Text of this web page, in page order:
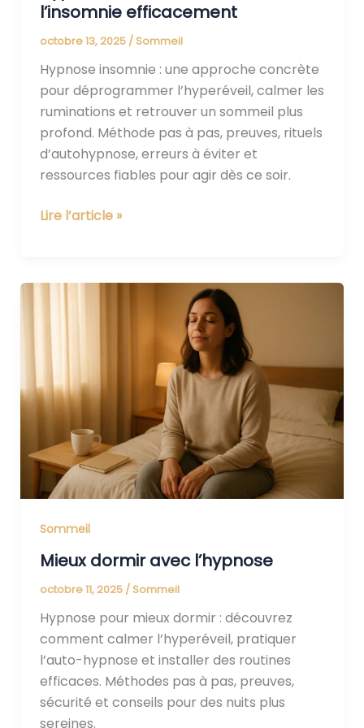
l’insomnie efficacement
octobre 13, 2025 /Sommeil
Hypnose insomnie : une approche concrète
pour déprogrammer l’hyperéveil, calmer les
ruminations et retrouver un sommeil plus
profond. Méthode pas à pas, preuves, rituels
d’autohypnose, erreurs à éviter et
ressources fiables pour agir dès ce soir.
Lire l’article »
Sommeil
Mieux dormir avec l’hypnose
octobre 11, 2025 /Sommeil
Hypnose pour mieux dormir : découvrez
comment calmer l’hyperéveil, pratiquer
l’auto-hypnose et installer des routines
efficaces. Méthodes pas à pas, preuves,
sécurité et conseils pour des nuits plus
sereines.
dormir
avec
l’hypnose